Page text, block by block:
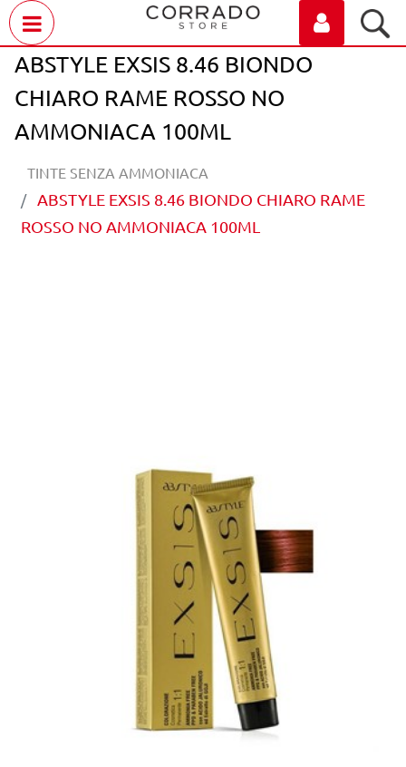
ABSTYLE EXSIS 8.46 BIONDO
CHIARO RAME ROSSO NO
AMMONIACA 100ML
TINTE SENZA AMMONIACA
ABSTYLE EXSIS 8.46 BIONDO CHIARO RAME
ROSSO NO AMMONIACA 100ML